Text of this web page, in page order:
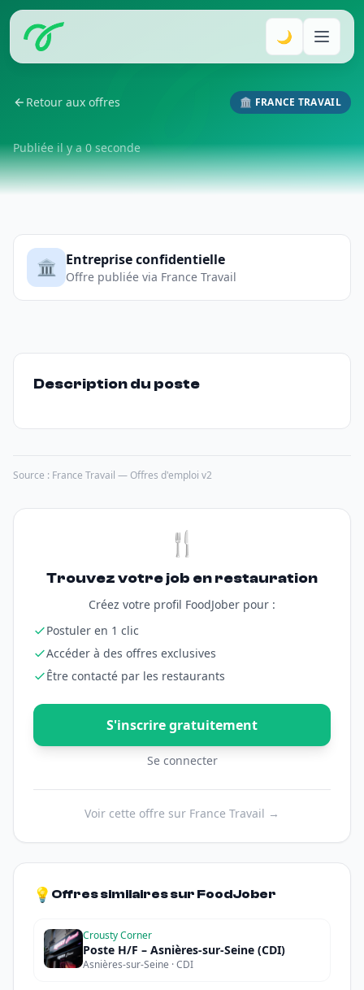
🌙
Retour aux offres 🏛️ FRANCE TRAVAIL
Publiée il y a 0 seconde
🏛️ Entreprise confidentielle
Offre publiée via France Travail
Description du poste
Source : France Travail — Offres d'emploi v2
🍴
Trouvez votre job en restauration
Créez votre profil FoodJober pour :
Postuler en 1 clic
Accéder à des offres exclusives
Être contacté par les restaurants
S'inscrire gratuitement
Se connecter
Voir cette offre sur France Travail →
💡 Offres similaires sur FoodJober
Crousty Corner
Poste H/F – Asnières-sur-Seine (CDI)
Asnières-sur-Seine · CDI